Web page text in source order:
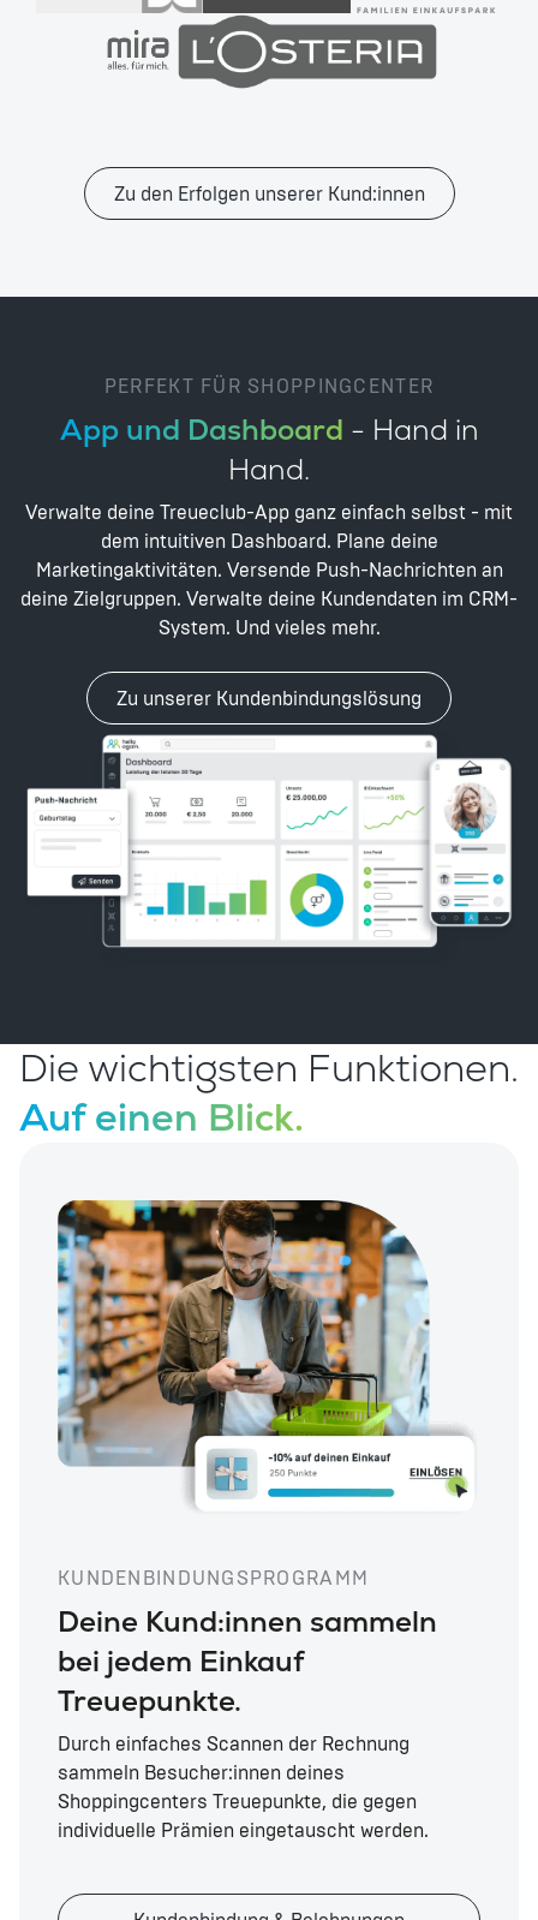
Zu den Erfolgen unserer Kund:innen
PERFEKT FÜR SHOPPINGCENTER
App und Dashboard - Hand in
Hand.
Verwalte deine Treueclub-App ganz einfach selbst - mit
dem intuitiven Dashboard. Plane deine
Marketingaktivitäten. Versende Push-Nachrichten an
deine Zielgruppen. Verwalte deine Kundendaten im CRM-
System. Und vieles mehr.
Zu unserer Kundenbindungslösung
Die wichtigsten Funktionen.
Auf einen Blick.
KUNDENBINDUNGSPROGRAMM
Deine Kund:innen sammeln
bei jedem Einkauf
Treuepunkte.
Durch einfaches Scannen der Rechnung
sammeln Besucher:innen deines
Shoppingcenters Treuepunkte, die gegen
individuelle Prämien eingetauscht werden.